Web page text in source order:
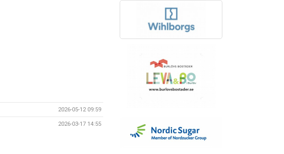
2026-05-12 09:59
2026-03-17 14:55